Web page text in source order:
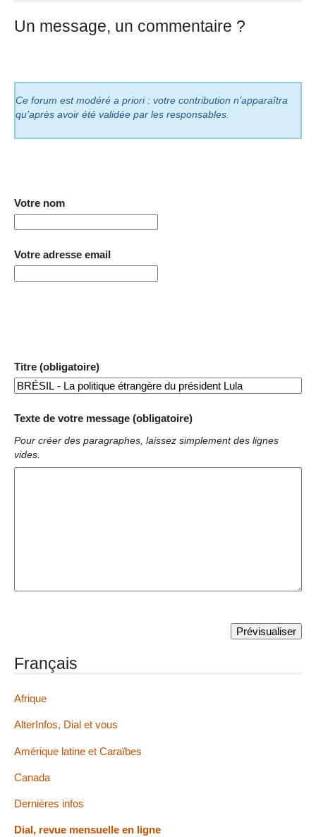
Un message, un commentaire ?
Ce forum est modéré a priori : votre contribution n’apparaîtra
qu’après avoir été validée par les responsables.
Votre nom
Votre adresse email
Titre (obligatoire)
Texte de votre message (obligatoire)
Pour créer des paragraphes, laissez simplement des lignes
vides.
Français
Afrique
AlterInfos, Dial et vous
Amérique latine et Caraïbes
Canada
Dernières infos
Dial, revue mensuelle en ligne